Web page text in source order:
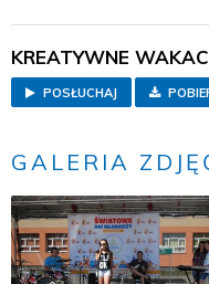
KREATYWNE
POSŁUCHAJ
GALERIA